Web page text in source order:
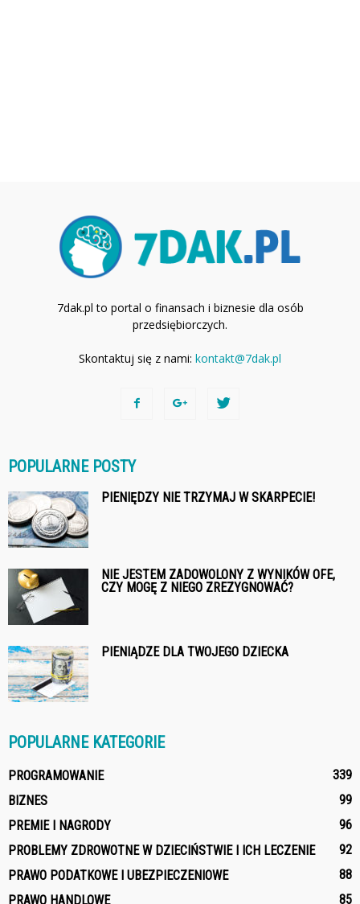
7dak.pl to portal o finansach i biznesie dla osób
przedsiębiorczych.
Skontaktuj się z nami: kontakt@7dak.pl
POPULARNE POSTY
PIENIĘDZY NIE TRZYMAJ W SKARPECIE!
NIE JESTEM ZADOWOLONY Z WYNIKÓW OFE,
CZY MOGĘ Z NIEGO ZREZYGNOWAĆ?
PIENIĄDZE DLA TWOJEGO DZIECKA
POPULARNE KATEGORIE
PROGRAMOWANIE
339
BIZNES
99
PREMIE I NAGRODY
96
PROBLEMY ZDROWOTNE W DZIECIŃSTWIE I ICH LECZENIE
92
PRAWO PODATKOWE I UBEZPIECZENIOWE
88
PRAWO HANDLOWE
85